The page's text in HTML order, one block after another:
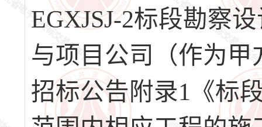
EGXJSJ-2标段勘察
与项目公司（作为
招标公告附录1《标